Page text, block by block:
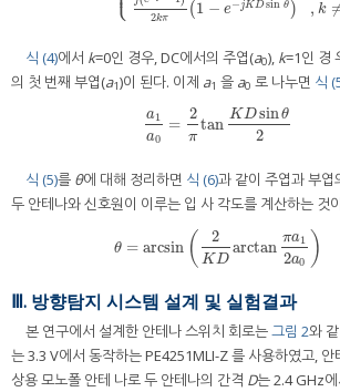
2kπ (1 − e− jKD sin θ ) , k
식 (4)에서 k=0인 경우, DC에서의 주엽(a0), k=1인 경
의 첫 번째 부엽(a1)이 된다. 이제 a1 을 a0 로 나누면 식
a1
a0
=
2
π
tan
KDsinθ
2
a1 a0 =2πtanKDsinθ2
식 (5)를 θ에 대해 정리하면 식 (6)과 같이 주엽과 부엽
두 안테나와 신호원이 이루는 입 사 각도를 계산하는 것
θ = arcsin ( 2
KD
arctan
πa1
2a0 )
θ =arcsin 2 KDarctanπa1 2a0)
Ⅲ. 방향탐지 시스템 설계 및 실험결과
본 연구에서 설계한 안테나 스위치 회로는그림 2와
는 3.3 V에서 동작하는 PE4251MLI-Z 를 사용하였고,
상용 모노폴 안테 나로 두 안테나의 간격 D는 2.4 GHz